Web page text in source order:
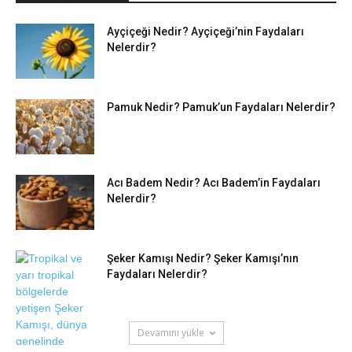
Ayçiçeği Nedir? Ayçiçeği’nin Faydaları
Nelerdir?
Pamuk Nedir? Pamuk’un Faydaları Nelerdir?
Acı Badem Nedir? Acı Badem’in Faydaları
Nelerdir?
Şeker Kamışı Nedir? Şeker Kamışı’nın
Faydaları Nelerdir?
Devamını yükle